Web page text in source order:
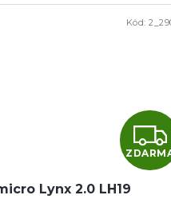
Lynx 2.0 LH19
Kód: